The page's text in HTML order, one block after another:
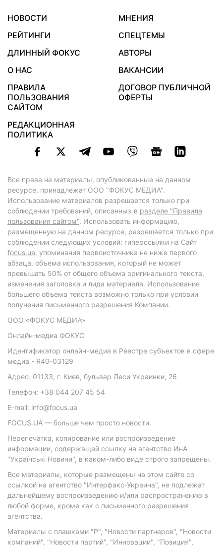
НОВОСТИ
МНЕНИЯ
РЕЙТИНГИ
СПЕЦТЕМЫ
ДЛИННЫЙ ФОКУС
АВТОРЫ
О НАС
ВАКАНСИИ
ПРАВИЛА
ПОЛЬЗОВАНИЯ
САЙТОМ
ДОГОВОР ПУБЛИЧНОЙ
ОФЕРТЫ
РЕДАКЦИОННАЯ
ПОЛИТИКА
Все права на материалы, опубликованные на данном
ресурсе, принадлежат ООО "ФОКУС МЕДИА".
Использование материалов разрешается только при
соблюдении требований, описанных в разделе "Правила
пользования сайтом". Использовать информацию,
размещенную на данном ресурсе, разрешается только при
соблюдении следующих условий: гиперссылки на Сайт
focus.ua, упоминания первоисточника не ниже первого
абзаца, объема использования, который не может
превышать 50% от общего объема оригинального текста,
изменения заголовка и лида материала. Использование
большего объема текста возможно только при условии
получения письменного разрешения Компании.
ООО «ФОКУС МЕДИА»
Онлайн-медиа ФОКУС
Идентификатор онлайн-медиа в Реестре субъектов в сфере
медиа - R40-03129
Адрес: 01133, г. Киев, бульвар Леси Украинки, 26
Телефон: +38 044 207 45 54
E-mail: info@focus.ua
FOCUS.UA — больше чем просто новости.
Перепечатка, копирование или воспроизведение
информации, содержащей ссылку на агентство ИнА
"Українські Новини", в каком-либо виде строго запрещены.
Все материалы, которые размещены на этом сайте со
ссылкой на агентство "Интерфакс-Украина", не подлежат
дальнейшему воспроизведению и/или распространению в
любой форме, кроме как с письменного разрешения
агентства.
Материалы с плашками "Р", "Новости партнеров", "Новости
компаний", "Новости партий", "Инновации", "Позиция",